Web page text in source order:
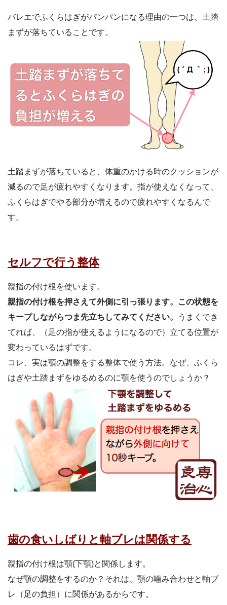
バレエでふくらはぎがパンパンになる理由の一つは、土踏
まずが落ちていることです。
土踏まずが落ちていると、体重のかける時のクッションが
減るので足が疲れやすくなります。指が使えなくなって、
ふくらはぎでやる部分が増えるので疲れやすくなるんで
す。
セルフで行う整体
親指の付け根を使います。
親指の付け根を押さえて外側に引っ張ります。この状態を
キープしながらつま先立ちしてみてください。
うまくでき
てれば、（足の指が使えるようになるので）立てる位置が
変わっているはずです。
コレ、実は顎の調整をする整体で使う方法。なぜ、ふくら
はぎや土踏まずをゆるめるのに顎を使うのでしょうか？
歯の食いしばりと軸ブレは関係する
親指の付け根は顎(下顎)と関係します。
なぜ顎の調整をするのか？それは、顎の噛み合わせと軸ブ
レ（足の負担）に関係があるからです。